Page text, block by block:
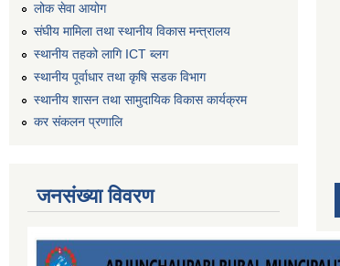
लोक सेवा आयोग
संघीय मामिला तथा स्थानीय विकास मन्त्रालय
स्थानीय तहको लागि ICT ब्लग
स्थानीय पूर्वाधार तथा कृषि सडक विभाग
स्थानीय शासन तथा सामुदायिक विकास कार्यक्रम
कर स‌ंकलन प्रणालि
जनसंख्या विवरण